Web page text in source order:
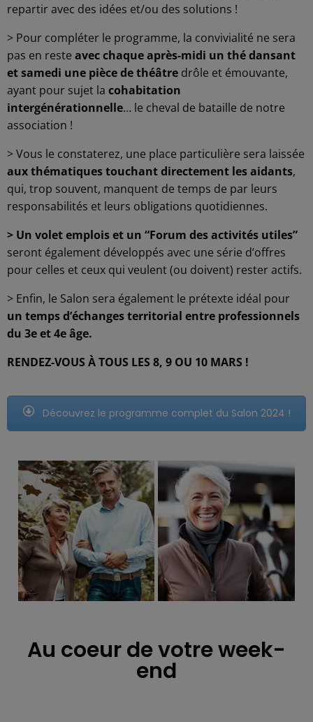
repartir avec des idées et/ou des solutions !
> Pour compléter le programme, la convivialité ne sera
pas en resteavec chaque après-midi un thé dansant
et samedi une pièce de théâtre drôle et émouvante,
ayant pour sujet lacohabitation
intergénérationnelle… le cheval de bataille de notre
association !
> Vous le constaterez, une place particulière sera laissée
aux thématiques touchant directement les aidants,
qui, trop souvent, manquent de temps de par leurs
responsabilités et leurs obligations quotidiennes.
> Un volet emplois et un “Forum des activités utiles”
seront également développés avec une série d’offres
pour celles et ceux qui veulent (ou doivent) rester actifs.
> Enfin, le Salon sera également le prétexte idéal pour
un temps d’échanges territorial entre professionnels
du 3e et 4e âge.
RENDEZ-VOUS À TOUS LES 8, 9 OU 10 MARS !
Découvrez le programme complet du Salon 2024 !
Au coeur de votre week-
end